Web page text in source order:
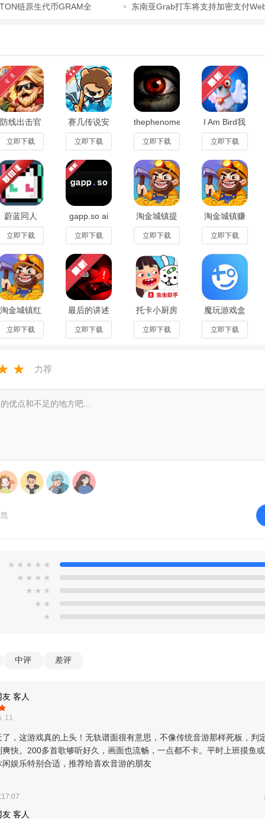
的安装包，按照屏幕提示完成安装流程，游戏安装包大小约为2.44GB
么解锁
跳转到这首歌
链原生代币GRAM全
东南亚Grab打车将支持加密支付
防线出击官
方最新版
安卓版
立即下载
赛几传说安
卓手游1.0.5
官方版
立即下载
thephenomenon
安装器
v1.9.4免费
版
立即下载
I Am Bird我
是鸟安卓版
最新版2.0.4
立即下载
蔚蓝同人
Enter The
Nyangeon
手机联机版
1.0安卓版
立即下载
gapp.so ai
文游模拟器
app1.0
立即下载
淘金城镇提
现红包版
v1.0.3
立即下载
淘金城镇赚
钱官方版
v1.0.3
立即下载
淘金城镇红
版2024最
新版v1.0.3
安卓版
立即下载
最后的讲述
骚扰电话安
卓版移植版
Cmod-v13.1
立即下载
托卡小厨房
22026手机
版v4.3.0免
费版
立即下载
魔玩游戏盒
子安卓版
v2.0.8.0最
新版
立即下载
★ 力荐
★ ★ ★ ★ ★
★ ★ ★ ★
★ ★ ★
★ ★
★
中评 差评
客人
11
了，这游戏真的上头！无轨谱面很有意思，不像传统音游那样死板，判
爽快。200多首歌够听好久，画面也流畅，一点都不卡。平时上班摸鱼
闲娱乐特别合适，推荐给喜欢音游的朋友
客人